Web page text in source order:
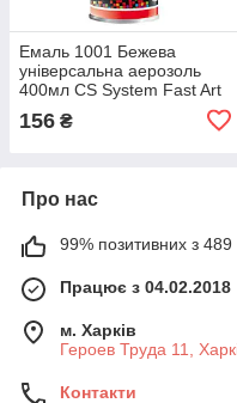
Емаль 1001 Бежева
універсальна аерозоль
400мл CS System Fast Art
156 ₴
Про нас
99% позитивних з 489
Працює з 04.02.2018
м. Харків
Героев Труда 11,
Контакти